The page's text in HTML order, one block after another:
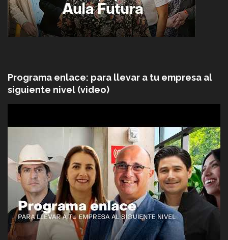
Programa enlace: para llevar a tu empresa al
siguiente nivel (video)